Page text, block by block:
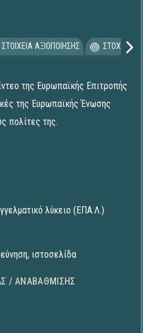
ΣΤΟΙΧΕΙΑ ΑΞΙΟΠΟΙΗΣΗΣ
της Ευρωπαϊκής Επιτροπής
της Ευρωπαϊκής Ένωσης
πολίτες της.
λύκειο (ΕΠΑ.Λ.)
, ιστοσελίδα
/ ΑΝΑΒΆΘΜΙΣΗΣ